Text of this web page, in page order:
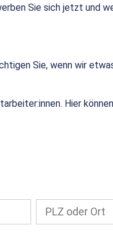
Sie sich jetzt und
Sie, wenn wir
Hier